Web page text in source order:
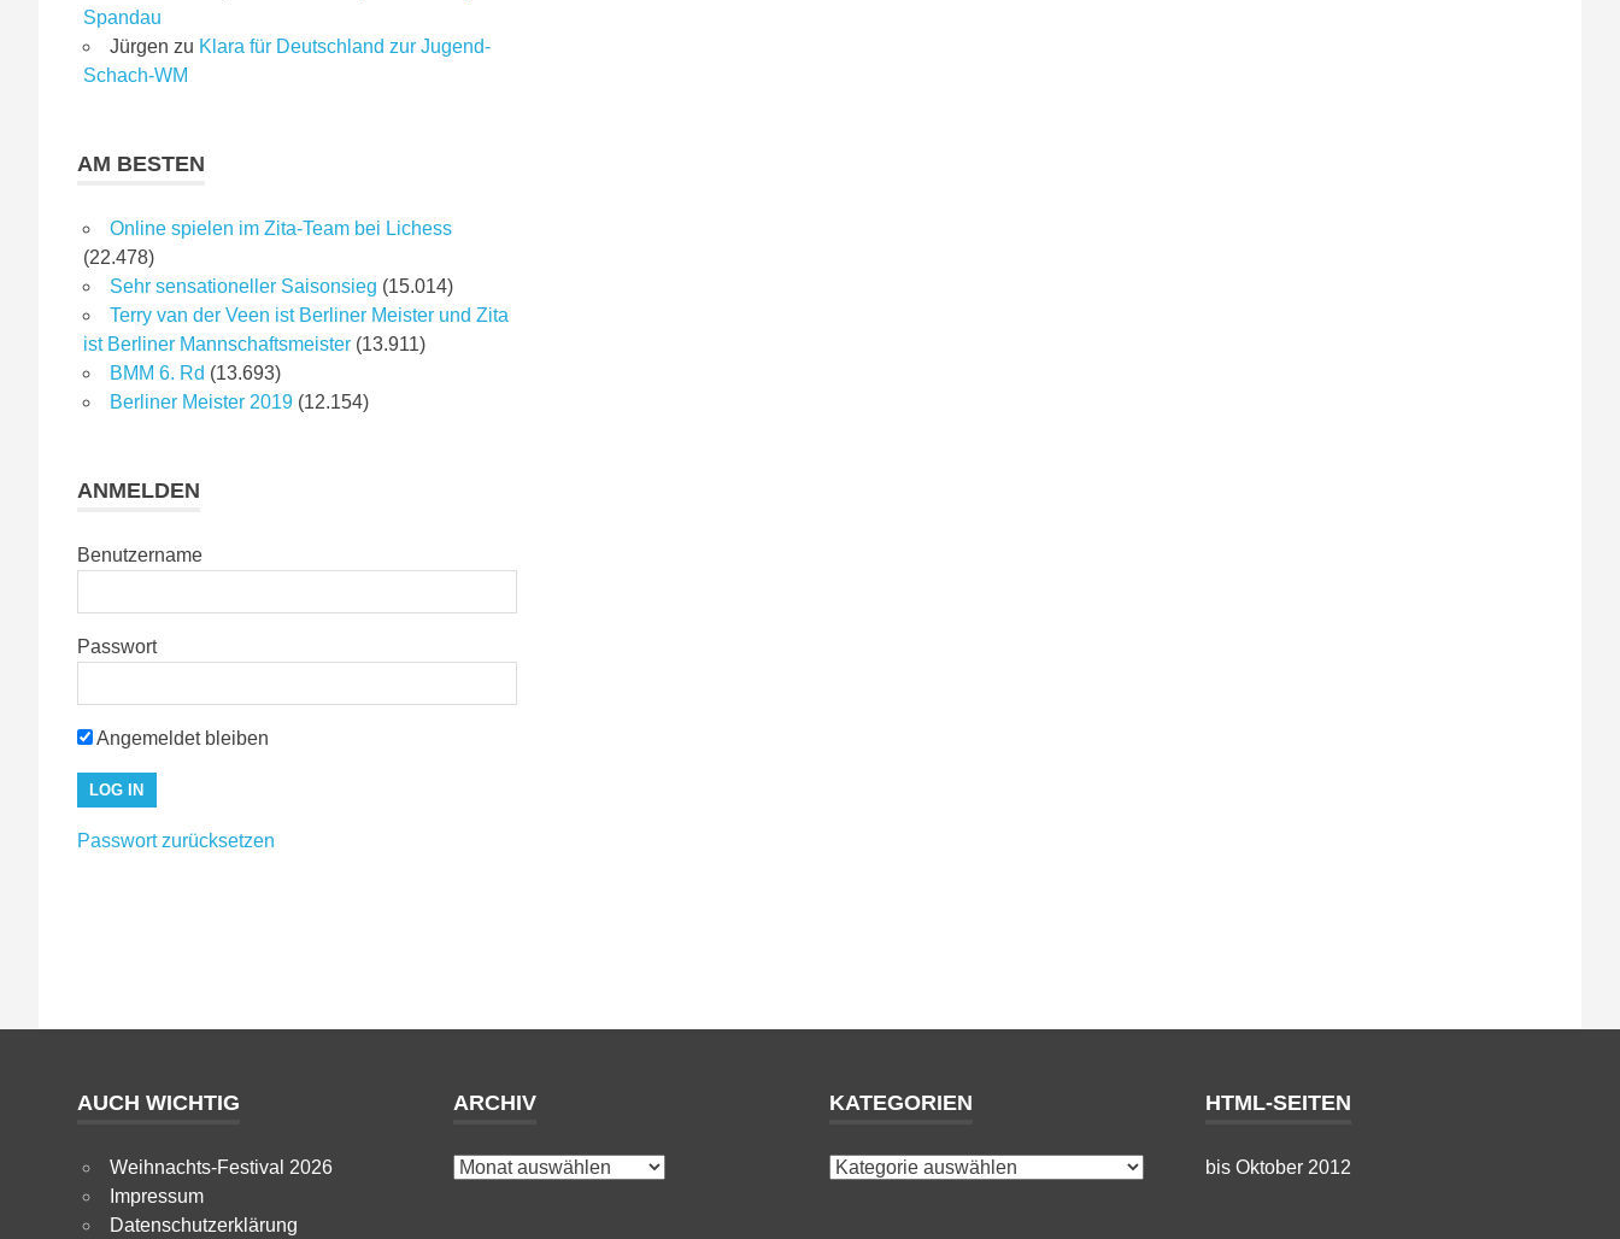
Spandau
Jürgen zu Klara für Deutschland zur Jugend-
Schach-WM
AM BESTEN
Online spielen im Zita-Team bei Lichess
(22.478)
Sehr sensationeller Saisonsieg (15.014)
Terry van der Veen ist Berliner Meister und Zita
ist Berliner Mannschaftsmeister (13.911)
BMM 6. Rd (13.693)
Berliner Meister 2019 (12.154)
ANMELDEN
Benutzername
Passwort
Angemeldet bleiben
Passwort zurücksetzen
AUCH WICHTIG
Weihnachts-Festival 2026
Impressum
Datenschutzerklärung
ARCHIV
Archiv
KATEGORIEN
Kategorien
HTML-SEITEN
bis Oktober 2012